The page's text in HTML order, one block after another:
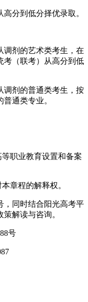
分到低分择优录取。
调剂的艺术类考生，在
考（联考）从高分到低
调剂的普通类考生，按
通类专业。
职业教育设置和备案
章程的解释权。
，同时结合阳光高考平
解读与咨询。
号